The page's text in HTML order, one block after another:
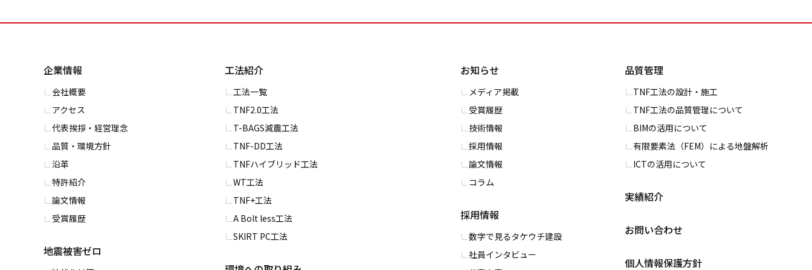
企業情報
会社概要
アクセス
代表挨拶・経営理念
品質・環境方針
沿革
特許紹介
論文情報
受賞履歴
地震被害ゼロ
工法紹介
⼯法一覧
TNF2.0⼯法
T-BAGS減震⼯法
TNF-DD⼯法
TNFハイブリッド⼯法
WT⼯法
TNF+⼯法
A Bolt less⼯法
SKIRT PC工法
お知らせ
メディア掲載
受賞履歴
技術情報
採用情報
論文情報
コラム
採用情報
数字で⾒るタケウチ建設
社員インタビュー
品質管理
TNF工法の設計・施工
TNF工法の品質管理について
BIMの活用について
有限要素法（FEM）による地盤解析
ICTの活用について
実績紹介
お問い合わせ
個人情報保護方針